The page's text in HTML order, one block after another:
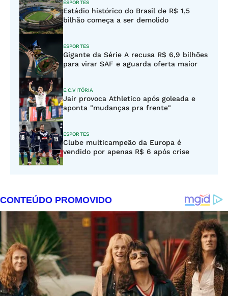
ESPORTES
Estádio histórico do Brasil de R$ 1,5
bilhão começa a ser demolido
ESPORTES
Gigante da Série A recusa R$ 6,9 bilhões
para virar SAF e aguarda oferta maior
E.C.VITÓRIA
Jair provoca Athletico após goleada e
aponta "mudanças pra frente"
ESPORTES
Clube multicampeão da Europa é
vendido por apenas R$ 6 após crise